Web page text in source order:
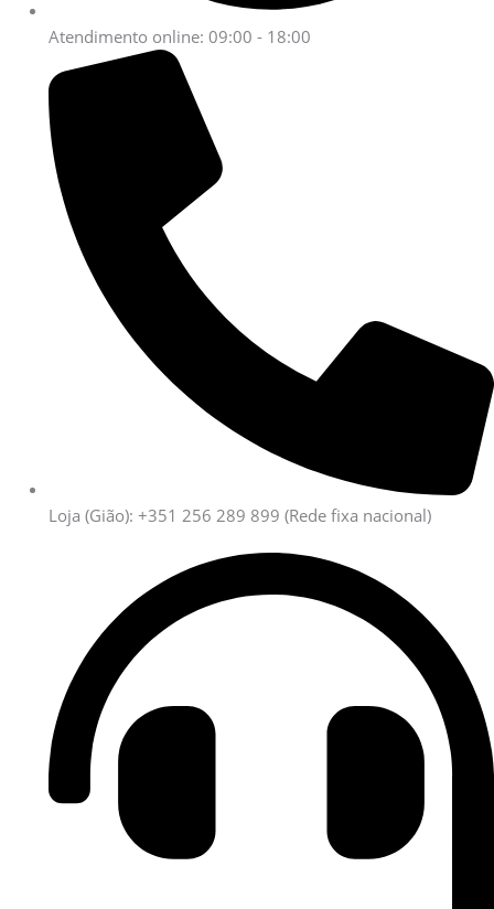
Atendimento online: 09:00 - 18:00
Loja (Gião): +351 256 289 899 (Rede fixa nacional)